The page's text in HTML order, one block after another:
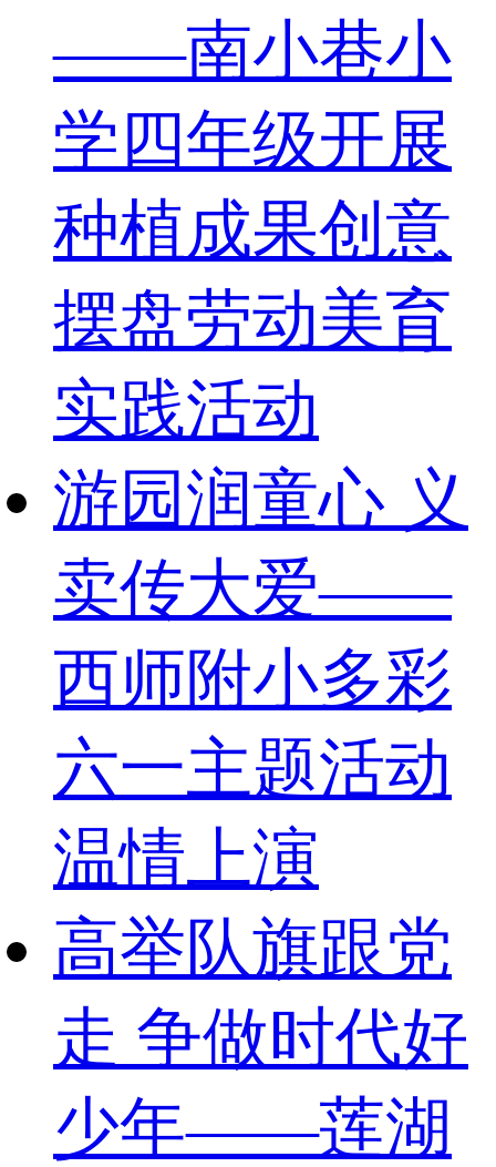
——南小巷小
学四年级开展
种植成果创意
摆盘劳动美育
实践活动
游园润童心 义
卖传大爱——
西师附小多彩
六一主题活动
温情上演
高举队旗跟党
走 争做时代好
少年——莲湖